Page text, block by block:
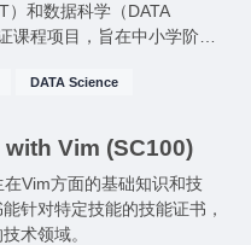
）和数据科学（DATA
课程项目，旨在中小学阶段
DATA Science
Vim (SC100)
Vim方面的基础知识和技
针对特定技能的技能证书，
术领域。